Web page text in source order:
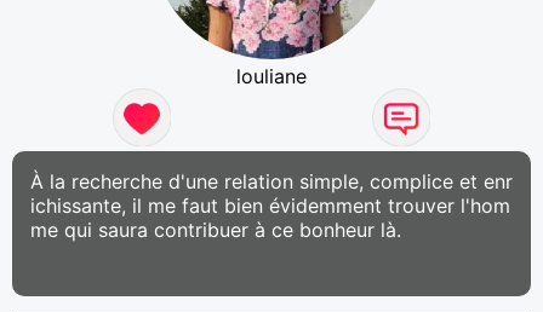
louliane
À la recherche d'une relation simple, complice et enr
ichissante, il me faut bien évidemment trouver l'hom
me qui saura contribuer à ce bonheur là.